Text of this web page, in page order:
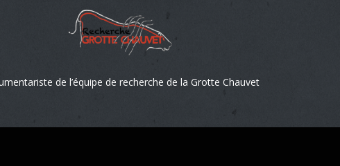
de l’équipe de recherche de la Grotte Chauvet